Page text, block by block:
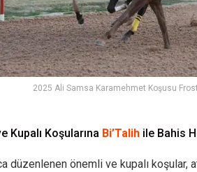
2025 Ali Samsa Karamehmet Koşusu
Kupalı Koşularına Bi’Talih ile Bahis
düzenlenen önemli ve kupalı